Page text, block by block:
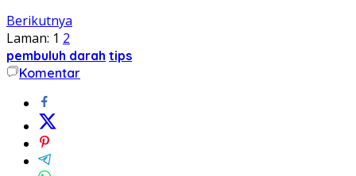
Berikutnya
Laman: 1 2
pembuluh darah tips
Komentar